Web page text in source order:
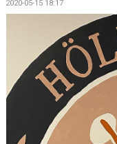
OM FÖRENINGEN
KONTAKT
2020-05-15 18:17